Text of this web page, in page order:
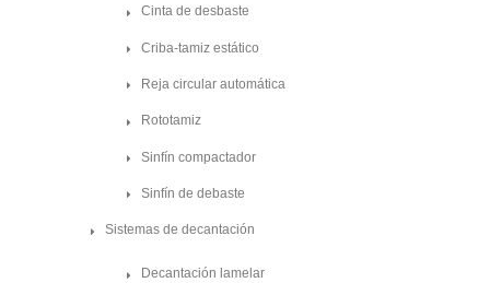
Cinta de desbaste
Criba-tamiz estático
Reja circular automática
Rototamiz
Sinfín compactador
Sinfín de debaste
Sistemas de decantación
Decantación lamelar